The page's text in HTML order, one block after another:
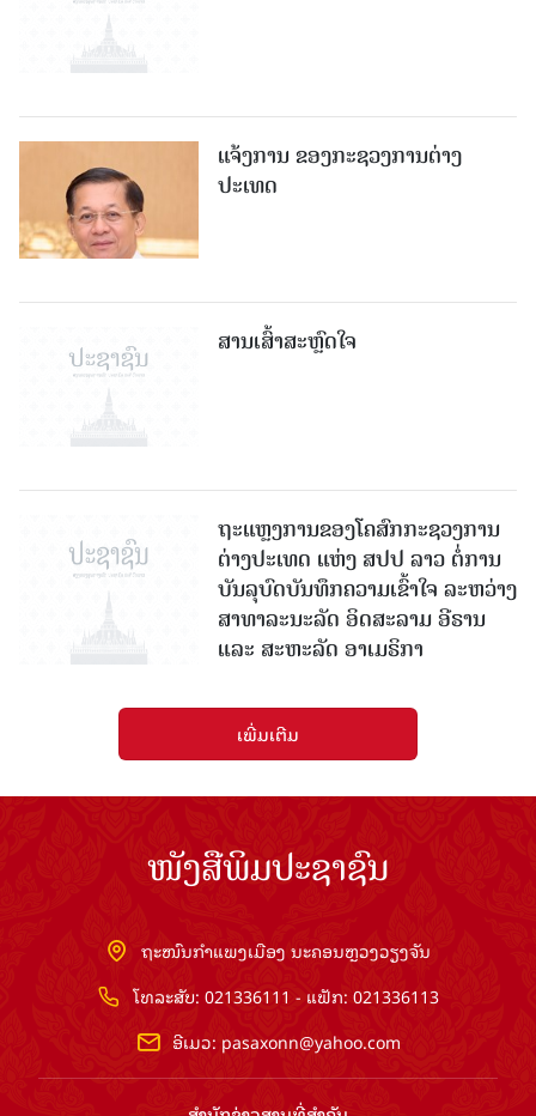
ແຈ້ງການ ຂອງກະຊວງການຕ່າງ
ປະເທດ
ສານເສົ້າສະຫຼົດໃຈ
ຖະແຫຼງການຂອງໂຄສົກກະຊວງການ
ຕ່າງປະເທດ ແຫ່ງ ສປປ ລາວ ຕໍ່ການ
ບັນລຸບົດບັນທຶກຄວາມເຂົ້າໃຈ ລະຫວ່າງ
ສາທາລະນະລັດ ອິດສະລາມ ອີຣານ
ແລະ ສະຫະລັດ ອາເມຣິກາ
ເພີ່ມເຕີມ
ໜັງສືພິມປະຊາຊົນ
ຖະໜົນກຳແພງເມືອງ ນະຄອນຫຼວງວຽງຈັນ
ໂທລະສັບ: 021336111 - ແຟັກ: 021336113
ອີເມວ: pasaxonn@yahoo.com